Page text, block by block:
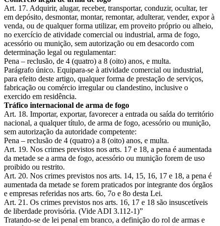
Art. 17. Adquirir, alugar, receber, transportar, conduzir, ocultar, ter
em depósito, desmontar, montar, remontar, adulterar, vender, expor à
venda, ou de qualquer forma utilizar, em proveito próprio ou alheio,
no exercício de atividade comercial ou industrial, arma de fogo,
acessório ou munição, sem autorização ou em desacordo com
determinação legal ou regulamentar:
Pena – reclusão, de 4 (quatro) a 8 (oito) anos, e multa.
Parágrafo único. Equipara-se à atividade comercial ou industrial,
para efeito deste artigo, qualquer forma de prestação de serviços,
fabricação ou comércio irregular ou clandestino, inclusive o
exercido em residência.
Tráfico internacional de arma de fogo
Art. 18. Importar, exportar, favorecer a entrada ou saída do território
nacional, a qualquer título, de arma de fogo, acessório ou munição,
sem autorização da autoridade competente:
Pena – reclusão de 4 (quatro) a 8 (oito) anos, e multa.
Art. 19. Nos crimes previstos nos arts. 17 e 18, a pena é aumentada
da metade se a arma de fogo, acessório ou munição forem de uso
proibido ou restrito.
Art. 20. Nos crimes previstos nos arts. 14, 15, 16, 17 e 18, a pena é
aumentada da metade se forem praticados por integrante dos órgãos
e empresas referidas nos arts. 6o, 7o e 8o desta Lei.
Art. 21. Os crimes previstos nos arts. 16, 17 e 18 são insuscetíveis
de liberdade provisória. (Vide ADI 3.112-1)”
Tratando-se de lei penal em branco, a definição do rol de armas e